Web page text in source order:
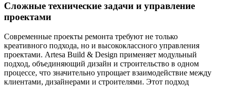
Сложные технические задачи и управление
проектами
Современные проекты ремонта требуют не только
креативного подхода, но и высококлассного управления
проектами. Artesa Build & Design применяет модульный
подход, объединяющий дизайн и строительство в одном
процессе, что значительно упрощает взаимодействие между
клиентами, дизайнерами и строителями. Этот подход